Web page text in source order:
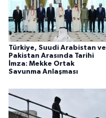
Türkiye, Suudi Arabistan ve
Pakistan Arasında Tarihi
İmza: Mekke Ortak
Savunma Anlaşması